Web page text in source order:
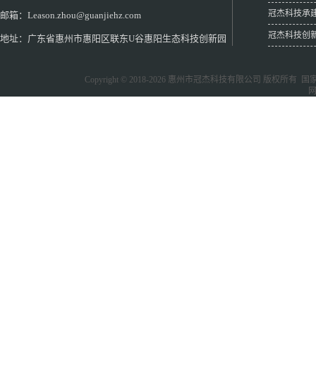
邮箱：Leason.zhou@guanjiehz.com
地址：广东省惠州市惠阳区联东U谷惠阳生态科技创新园
冠杰科技承
冠杰科技创
Copyright © 2018-2026 惠州市冠杰科技有限公司
版权所有 国